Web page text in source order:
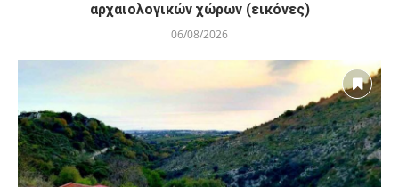
αρχαιολογικών χώρων (εικόνες)
06/08/2026